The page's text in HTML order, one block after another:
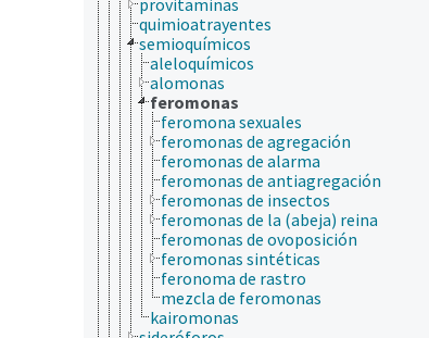
quimioatrayentes
semioquímicos
aleloquímicos
alomonas
feromonas
feromona sexuales
feromonas de agregación
feromonas de alarma
feromonas de antiagregación
feromonas de insectos
feromonas de la (abeja) reina
feromonas de ovoposición
feromonas sintéticas
feronoma de rastro
mezcla de feromonas
kairomonas